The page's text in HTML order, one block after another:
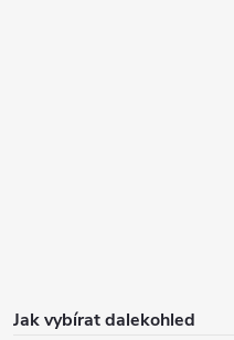
Jak vybírat dalekohled